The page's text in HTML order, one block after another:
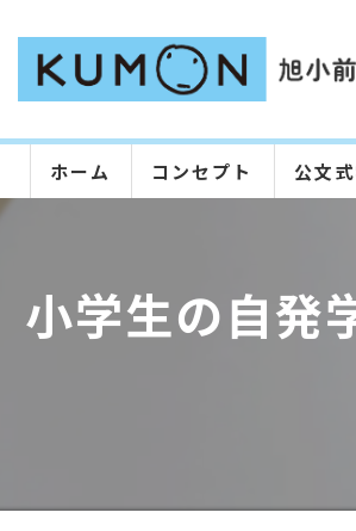
ホーム コンセプト 公文
小学生の自発